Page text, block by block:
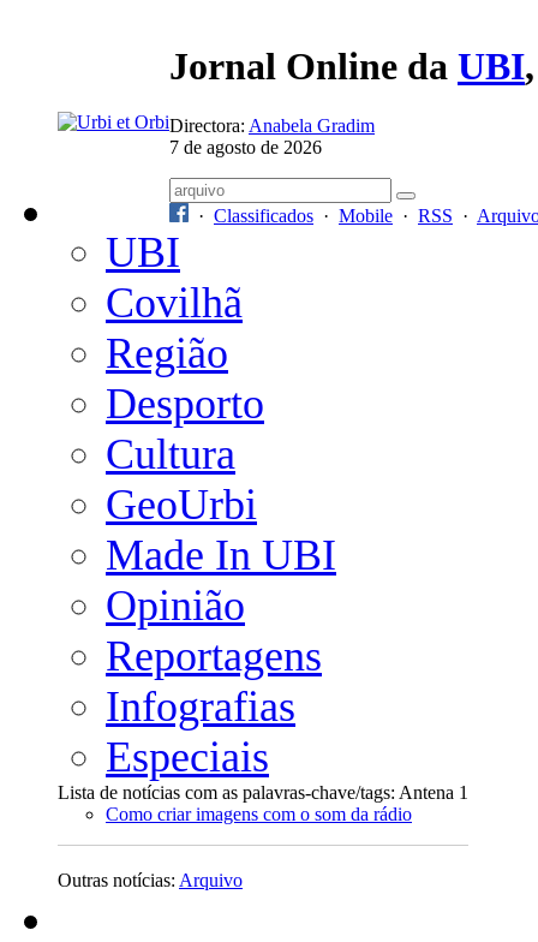
Jornal Online da UBI
Directora: Anabela Gradim
7 de agosto de 2026
· Classificados · Mobile · RSS ·
UBI
Covilhã
Região
Desporto
Cultura
GeoUrbi
Made In UBI
Opinião
Reportagens
Infografias
Especiais
Lista de notícias com as palavras-chave/tags: Antena 1
Como criar imagens com o som da rádio
Outras notícias: Arquivo